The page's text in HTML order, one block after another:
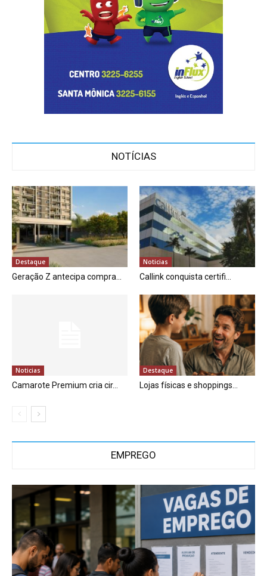
NOTÍCIAS
Destaque
Geração Z antecipa compra...
Noticias
Callink conquista certifi...
Noticias
Camarote Premium cria cir...
Destaque
Lojas físicas e shoppings...
EMPREGO